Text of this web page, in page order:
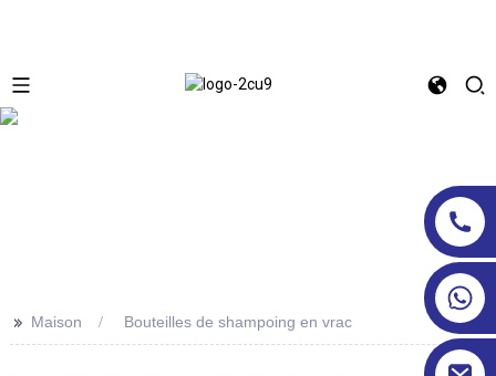
>> Maison Bouteilles de shampoing en vrac